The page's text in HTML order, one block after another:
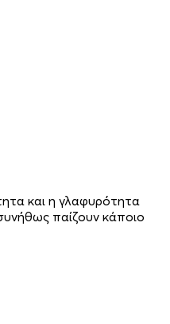
και η γλαφυρότητα
παίζουν κάποιο